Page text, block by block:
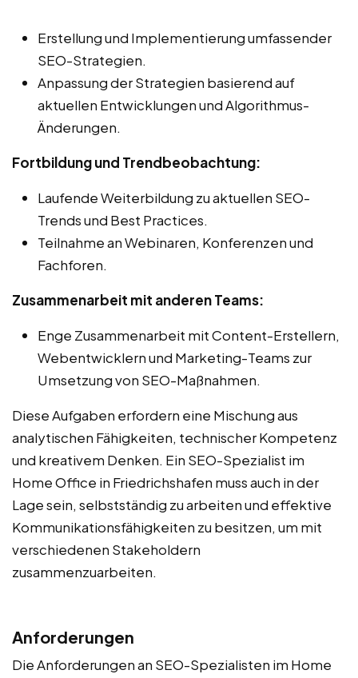
Erstellung und Implementierung umfassender
SEO-Strategien.
Anpassung der Strategien basierend auf
aktuellen Entwicklungen und Algorithmus-
Änderungen.
Fortbildung und Trendbeobachtung:
Laufende Weiterbildung zu aktuellen SEO-
Trends und Best Practices.
Teilnahme an Webinaren, Konferenzen und
Fachforen.
Zusammenarbeit mit anderen Teams:
Enge Zusammenarbeit mit Content-Erstellern,
Webentwicklern und Marketing-Teams zur
Umsetzung von SEO-Maßnahmen.
Diese Aufgaben erfordern eine Mischung aus
analytischen Fähigkeiten, technischer Kompetenz
und kreativem Denken. Ein SEO-Spezialist im
Home Office in Friedrichshafen muss auch in der
Lage sein, selbstständig zu arbeiten und effektive
Kommunikationsfähigkeiten zu besitzen, um mit
verschiedenen Stakeholdern
zusammenzuarbeiten.
Anforderungen
Die Anforderungen an SEO-Spezialisten im Home